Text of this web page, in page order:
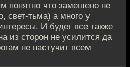
понятно что замешено не
свет-тьма) а много у
И будет все также
из сторон не усилится да
не настучит всем